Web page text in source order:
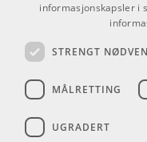
Om oss
Kontakt
Logg inn
GDPR & Cookies
informasjonskapsler i
STRENGT
MÅLRETTING
UGRADERT